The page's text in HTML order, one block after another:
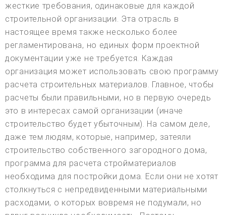
жесткие требования, одинаковые для каждой
строительной организации. Эта отрасль в
настоящее время также несколько более
регламентирована, но единых форм проектной
документации уже не требуется. Каждая
организация может использовать свою программу
расчета строительных материалов. Главное, чтобы
расчеты были правильными, но в первую очередь
это в интересах самой организации (иначе
строительство будет убыточным). На самом деле,
даже тем людям, которые, например, затеяли
строительство собственного загородного дома,
программа для расчета стройматериалов
необходима для постройки дома. Если они не хотят
столкнуться с непредвиденными материальными
расходами, о которых вовремя не подумали, но